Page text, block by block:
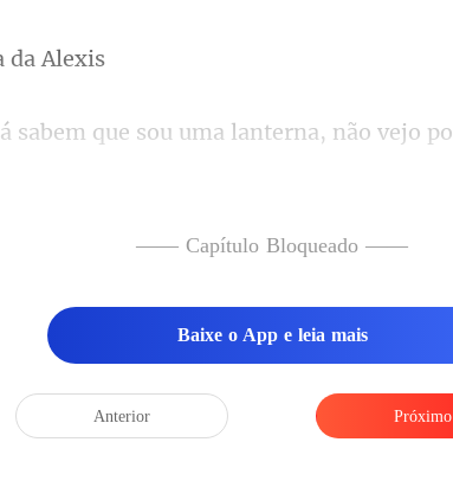
d
—— Capítulo Bloqueado ——
Baixe o App e leia mais
Anterior Próximo